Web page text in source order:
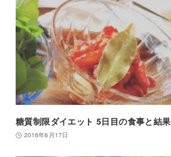
糖質制限ダイエット 5日目の食事と結果
2016年6月17日